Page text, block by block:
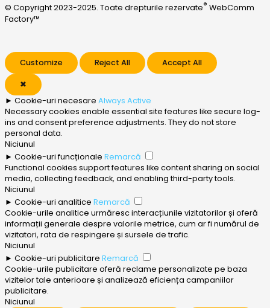
© Copyright 2023-2025. Toate drepturile rezervate® WebComm
Factory™
Customize Reject All Accept All
✖
► Cookie-uri necesare Always Active
Necessary cookies enable essential site features like secure log-
ins and consent preference adjustments. They do not store
personal data.
Niciunul
► Cookie-uri funcționale Remarcă
Functional cookies support features like content sharing on social
media, collecting feedback, and enabling third-party tools.
Niciunul
► Cookie-uri analitice Remarcă
Cookie-urile analitice urmăresc interacțiunile vizitatorilor și oferă
informații generale despre valorile metrice, cum ar fi numărul de
vizitatori, rata de respingere și sursele de trafic.
Niciunul
► Cookie-uri publicitare Remarcă
Cookie-urile publicitare oferă reclame personalizate pe baza
vizitelor tale anterioare și analizează eficiența campaniilor
publicitare.
Niciunul